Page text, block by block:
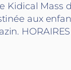
Mass
aux